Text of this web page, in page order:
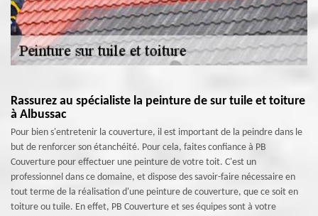
Rassurez au spécialiste la peinture de sur tuile et toiture
à Albussac
Pour bien s'entretenir la couverture, il est important de la peindre dans le
but de renforcer son étanchéité. Pour cela, faites confiance à PB
Couverture pour effectuer une peinture de votre toit. C'est un
professionnel dans ce domaine, et dispose des savoir-faire nécessaire en
tout terme de la réalisation d'une peinture de couverture, que ce soit en
toiture ou tuile. En effet, PB Couverture et ses équipes sont à votre